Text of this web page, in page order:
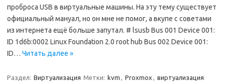
проброса USB в виртуальные машины. На эту тему существует
официальный мануал, но он мне не помог, а вкупе с советами
из интернета ещё больше запутал. # lsusb Bus 001 Device 001:
ID 1d6b:0002 Linux Foundation 2.0 root hub Bus 002 Device 001:
ID… Читать далее »
Раздел: Виртуализация Метки: kvm , Proxmox , виртуализация